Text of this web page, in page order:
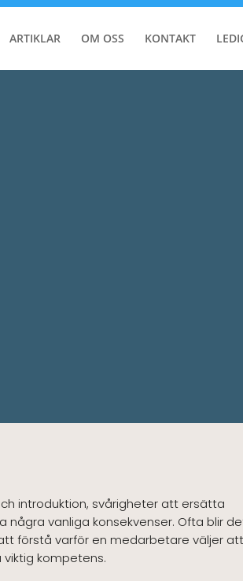
ARTIKLAR OM OSS KONTAKT
introduktion, svårigheter att ersätta
vanliga konsekvenser. Ofta blir
förstå varför en medarbetare väljer
kompetens.